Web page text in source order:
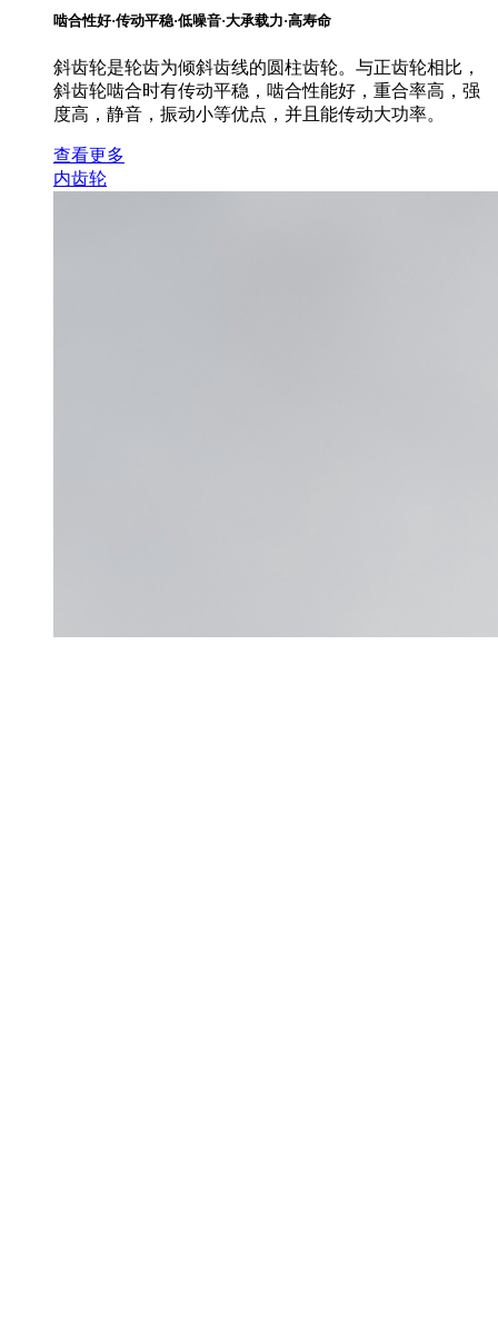
啮合性好·传动平稳·低噪音·大承载力·高寿命
斜齿轮是轮齿为倾斜齿线的圆柱齿轮。与正齿轮相比，
斜齿轮啮合时有传动平稳，啮合性能好，重合率高，强
度高，静音，振动小等优点，并且能传动大功率。
查看更多
内齿轮